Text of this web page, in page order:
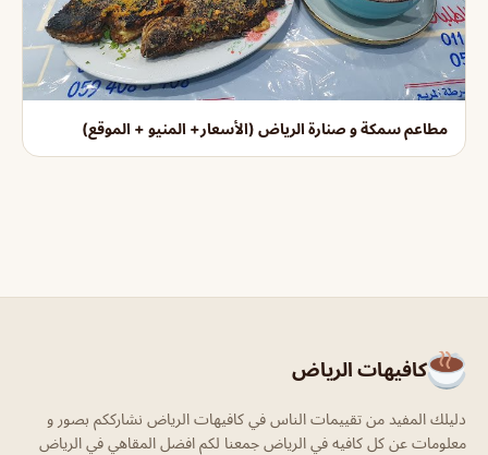
مطاعم سمكة و صنارة الرياض (الأسعار+ المنيو + الموقع)
كافيهات الرياض
دليلك المفيد من تقييمات الناس في كافيهات الرياض نشارككم بصور و
معلومات عن كل كافيه في الرياض جمعنا لكم افضل المقاهي في الرياض